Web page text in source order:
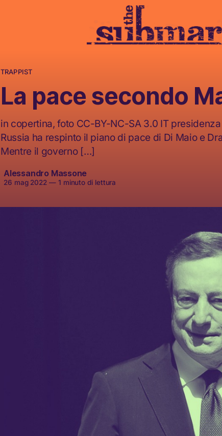
TRAPPIST
La pace secondo
in copertina, foto CC-BY-NC-SA 3.0 IT
Russia ha respinto il piano di pace di Di Maio e
Mentre il governo […]
Alessandro Massone
26 mag 2022 —1 minuto di lettura